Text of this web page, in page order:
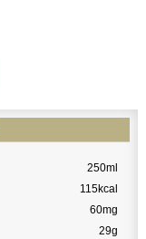
250ml
115kcal
60mg
29g